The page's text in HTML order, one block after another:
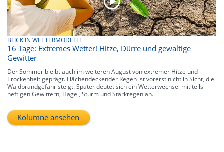
BLICK IN WETTERMODELLE
16 Tage: Extremes Wetter! Hitze, Dürre und gewaltige
Gewitter
Der Sommer bleibt auch im weiteren August von extremer Hitze und
Trockenheit geprägt. Flächendeckender Regen ist vorerst nicht in Sicht, die
Waldbrandgefahr steigt. Später deutet sich ein Wetterwechsel mit teils
heftigen Gewittern, Hagel, Sturm und Starkregen an.
Kolumne ansehen